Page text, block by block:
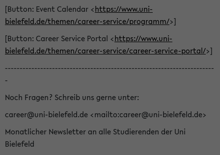
[Button: Event Calendar <https://www.uni-
bielefeld.de/themen/career-service/programm/>]
[Button: Career Service Portal <https://www.uni-
bielefeld.de/themen/career-service/career-service-portal/>]
-----------------------------------------------------------------------
-
Noch Fragen? Schreib uns gerne unter:
career@uni-bielefeld.de <mailto:career@uni-bielefeld.de>
Monatlicher Newsletter an alle Studierenden der Uni
Bielefeld